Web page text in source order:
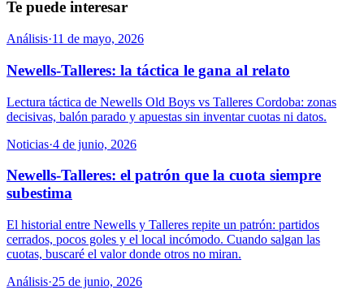
Te puede interesar
Análisis·11 de mayo, 2026
Newells-Talleres: la táctica le gana al relato
Lectura táctica de Newells Old Boys vs Talleres Cordoba: zonas
decisivas, balón parado y apuestas sin inventar cuotas ni datos.
Noticias·4 de junio, 2026
Newells-Talleres: el patrón que la cuota siempre
subestima
El historial entre Newells y Talleres repite un patrón: partidos
cerrados, pocos goles y el local incómodo. Cuando salgan las
cuotas, buscaré el valor donde otros no miran.
Análisis·25 de junio, 2026